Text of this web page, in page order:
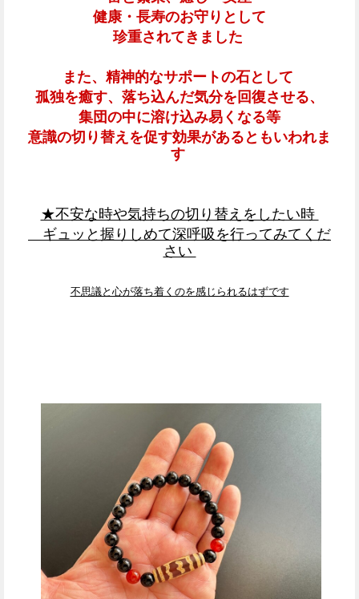
健康・長寿のお守りとして
珍重されてきました
また、精神的なサポートの石として
孤独を癒す、落ち込んだ気分を回復させる、
集団の中に溶け込み易くなる等
意識の切り替えを促す効果があるともいわれま
す
★不安な時や気持ちの切り替えをしたい時
ギュッと握りしめて深呼吸を行ってみてくだ
さい
不思議と心が落ち着くのを感じられるはずです